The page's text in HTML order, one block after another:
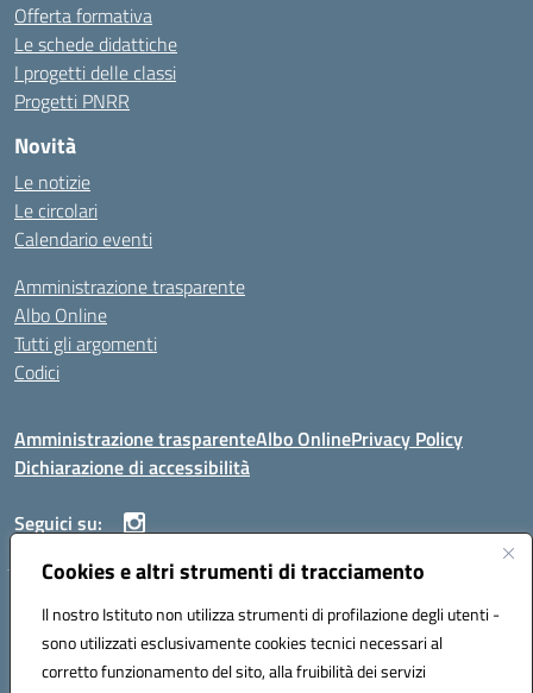
Cookies e altri strumenti di tracciamento
Il nostro Istituto non utilizza strumenti di profilazione degli utenti -
sono utilizzati esclusivamente cookies tecnici necessari al
corretto funzionamento del sito, alla fruibilità dei servizi
Offerta formativa
Le schede didattiche
I progetti delle classi
Progetti PNRR
Novità
Le notizie
Le circolari
Calendario eventi
Amministrazione trasparente
Albo Online
Tutti gli argomenti
Codici
Amministrazione trasparenteAlbo OnlinePrivacy Policy
Dichiarazione di accessibilità
Seguici su:
ISTITUTO ISTRUZIONE SUPERIORE ANGELO ROTH
Codice fiscale: 80004310902 Codice meccanografico: SSIS019006
Telefono: 079951627